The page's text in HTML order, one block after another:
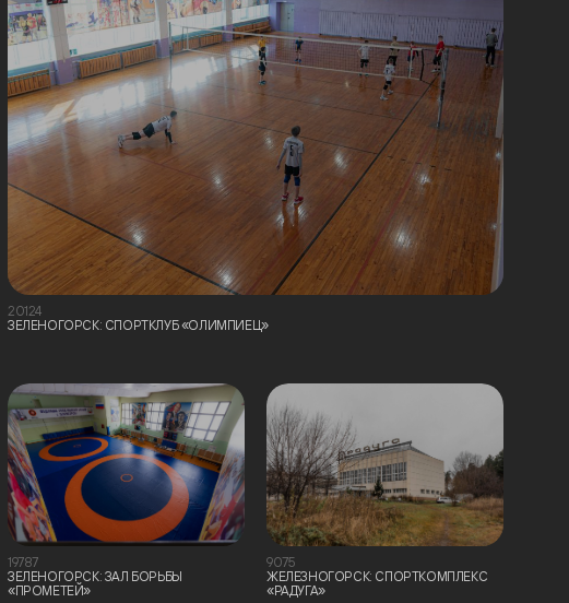
20124
ЗЕЛЕНОГОРСК: СПОРТКЛУБ «ОЛИМПИЕЦ»
19787
ЗЕЛЕНОГОРСК: ЗАЛ БОРЬБЫ
«ПРОМЕТЕЙ»
9075
ЖЕЛЕЗНОГОРСК: СПОРТКОМПЛЕКС
«РАДУГА»